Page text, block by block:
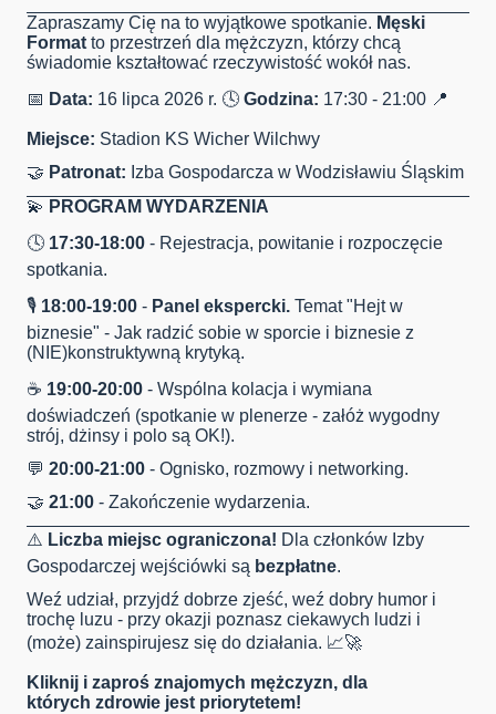
Zapraszamy Cię na to wyjątkowe spotkanie. Męski
Formatto przestrzeń dla mężczyzn, którzy chcą
świadomie kształtować rzeczywistość wokół nas.
📅 Data: 16 lipca 2026 r. 🕓 Godzina: 17:30 - 21:00 📍
Miejsce: Stadion KS Wicher Wilchwy
🤝 Patronat: Izba Gospodarcza w Wodzisławiu Śląskim
💫 PROGRAM WYDARZENIA
🕓 17:30-18:00 - Rejestracja, powitanie i rozpoczęcie
spotkania.
🎙 18:00-19:00 - Panel ekspercki. Temat "Hejt w
biznesie" - Jak radzić sobie w sporcie i biznesie z
(NIE)konstruktywną krytyką.
☕ 19:00-20:00 - Wspólna kolacja i wymiana
doświadczeń (spotkanie w plenerze - załóż wygodny
strój, dżinsy i polo są OK!).
💬 20:00-21:00 - Ognisko, rozmowy i networking.
🤝 21:00 - Zakończenie wydarzenia.
⚠️ Liczba miejsc ograniczona! Dla członków Izby
Gospodarczej wejściówki są bezpłatne.
Weź udział, przyjdź dobrze zjeść, weź dobry humor i
trochę luzu - przy okazji poznasz ciekawych ludzi i
(może) zainspirujesz się do działania. 📈🚀
Kliknij i zaproś znajomych mężczyzn, dla
których zdrowie jest priorytetem!